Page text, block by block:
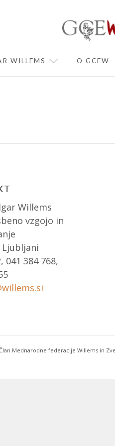
WILLEMS EXPANDO GCEW
Willems
vzgojo in
Ljubljani
041 384 768,
Mednarodne federacije Willems in